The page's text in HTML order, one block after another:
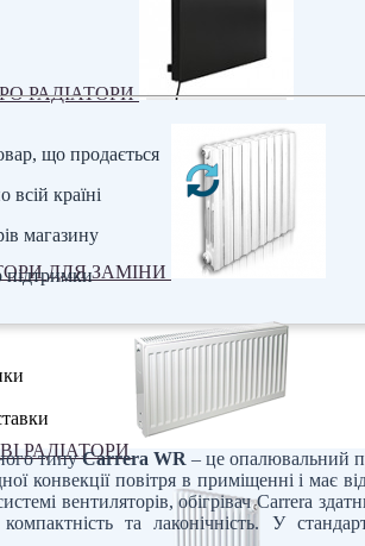
РАДІАТОРИ
ДЛЯ ЗАМІНИ
РАДІАТОРИ
що продається
країні
магазину
підтримки
типуCarrera WR – це опалювальний
конвекції повітря в приміщенні і має
вентиляторів, обігрівач Carrera
та лаконічність. У